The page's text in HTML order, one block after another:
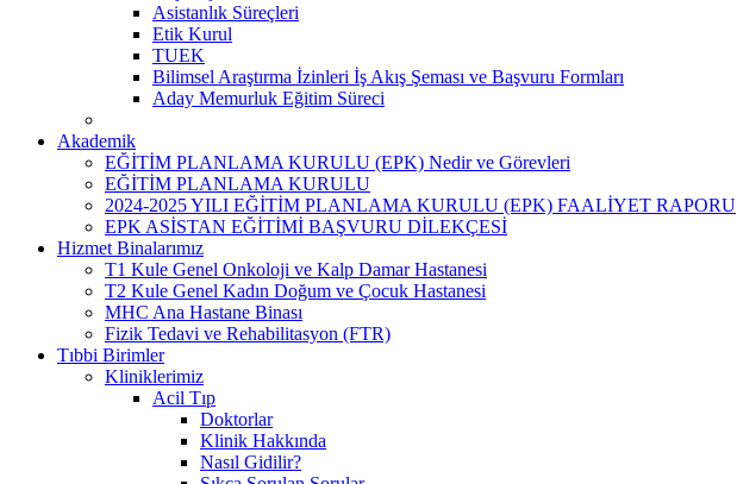
Asistanlık Süreçleri
Etik Kurul
TUEK
Bilimsel Araştırma İzinleri İş Akış Şeması ve Başvuru Formları
Aday Memurluk Eğitim Süreci
Akademik
EĞİTİM PLANLAMA KURULU (EPK) Nedir ve Görevleri
EĞİTİM PLANLAMA KURULU
2024-2025 YILI EĞİTİM PLANLAMA KURULU (EPK) FAALİYET RAPORU
EPK ASİSTAN EĞİTİMİ BAŞVURU DİLEKÇESİ
Hizmet Binalarımız
T1 Kule Genel Onkoloji ve Kalp Damar Hastanesi
T2 Kule Genel Kadın Doğum ve Çocuk Hastanesi
MHC Ana Hastane Binası
Fizik Tedavi ve Rehabilitasyon (FTR)
Tıbbi Birimler
Kliniklerimiz
Acil Tıp
Doktorlar
Klinik Hakkında
Nasıl Gidilir?